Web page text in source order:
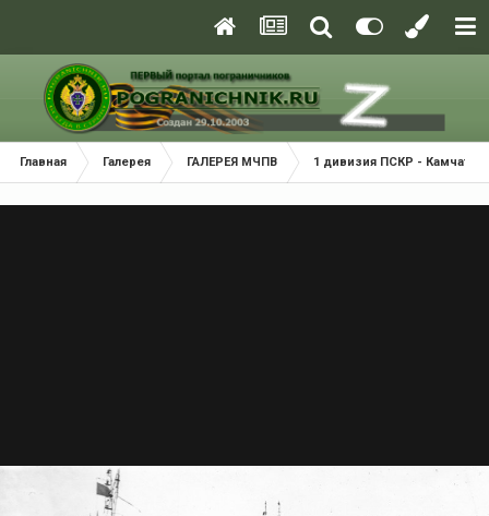
Главная Галерея ГАЛЕРЕЯ МЧПВ 1 дивизия ПСКР - Камчатка